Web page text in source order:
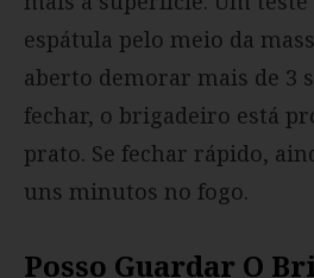
espátula pelo meio da
aberto demorar mais de 3
fechar, o brigadeiro está
prato. Se fechar rápido,
uns minutos no fogo.
Posso Guardar O